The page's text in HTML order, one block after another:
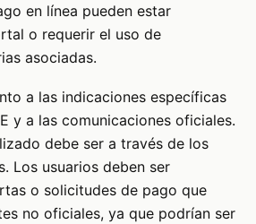
en línea pueden estar
o requerir el uso de
asociadas.
a las indicaciones específicas
y a las comunicaciones oficiales.
debe ser a través de los
Los usuarios deben ser
o solicitudes de pago que
no oficiales, ya que podrían ser